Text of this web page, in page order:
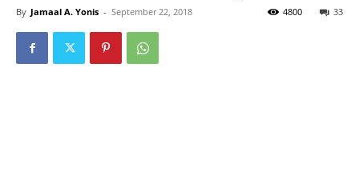
By Jamaal A. Yonis - September 22, 2018 33
4800